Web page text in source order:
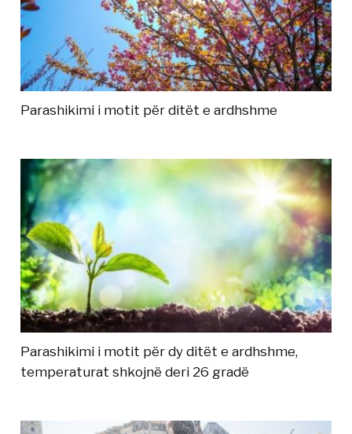
Parashikimi i motit për ditët e ardhshme
Parashikimi i motit për dy ditët e ardhshme,
temperaturat shkojnë deri 26 gradë